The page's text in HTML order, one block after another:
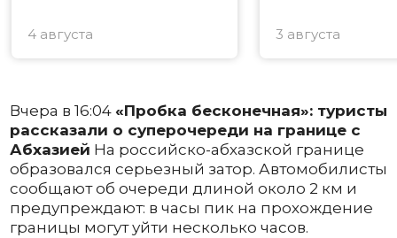
4 августа 3 августа
Вчера в 16:04 «Пробка бесконечная»: туристы
рассказали о суперочереди на границе с
Абхазией На российско-абхазской границе
образовался серьезный затор. Автомобилисты
сообщают об очереди длиной около 2 км и
предупреждают: в часы пик на прохождение
границы могут уйти несколько часов.